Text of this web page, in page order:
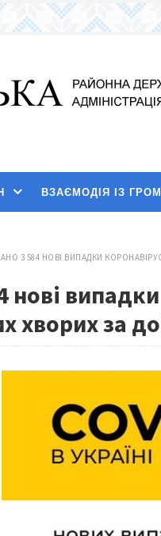
ВЗАЄМОДІЯ ІЗ
3 584 НОВІ ВИПАДКИ
нові
хворих за